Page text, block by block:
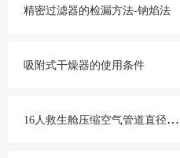
精密过滤器的检漏方法-钠焰法
吸附式干燥器的使用条件
1
6人救生舱压缩空气管道直径计算过程